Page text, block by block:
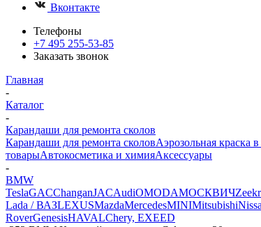
Вконтакте
Телефоны
+7 495 255-53-85
Заказать звонок
Главная
-
Каталог
-
Карандаши для ремонта сколов
Карандаши для ремонта сколовАэрозольная краска
товарыАвтокосметика и химияАксессуары
-
BMW
TeslaGACChanganJACAudiOMODAМОСКВИЧZeekr
Lada / ВАЗLEXUSMazdaMercedesMINIMitsubishi
RoverGenesisHAVALChery, EXEED